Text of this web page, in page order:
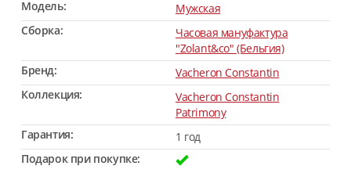
Модель:
Мужская
Сборка:
Часовая мануфактура
"Zolant&co" (Бельгия)
Бренд:
Vacheron Constantin
Коллекция:
Vacheron Constantin
Patrimony
Гарантия:
1 год
Подарок при покупке: